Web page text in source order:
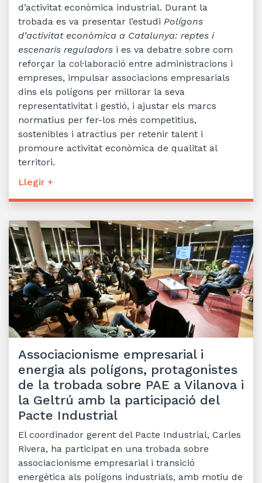
d’activitat econòmica industrial. Durant la
trobada es va presentar l’estudi Polígons
d’activitat econòmica a Catalunya: reptes i
escenaris reguladors i es va debatre sobre com
reforçar la col·laboració entre administracions i
empreses, impulsar associacions empresarials
dins els polígons per millorar la seva
representativitat i gestió, i ajustar els marcs
normatius per fer-los més competitius,
sostenibles i atractius per retenir talent i
promoure activitat econòmica de qualitat al
territori.
Llegir +
Associacionisme empresarial i
energia als polígons, protagonistes
de la trobada sobre PAE a Vilanova i
la Geltrú amb la participació del
Pacte Industrial
El coordinador gerent del Pacte Industrial, Carles
Rivera, ha participat en una trobada sobre
associacionisme empresarial i transició
energètica als polígons industrials, amb motiu de